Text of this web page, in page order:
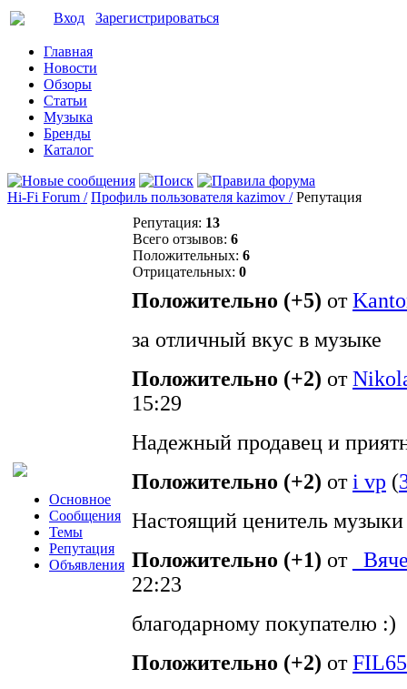
Вход Зарегистрироваться
Главная
Новости
Обзоры
Статьи
Музыка
Бренды
Каталог
Hi-Fi Forum / Профиль пользователя kazimov / Репутация
Основное
Сообщения
Темы
Репутация
Объявления
Репутация: 13
Всего отзывов: 6
Положительных: 6
Отрицательных: 0
Положительно (+5) от
за отличный вкус в музыке
Положительно (+2) от
15:29
Надежный продавец и
Положительно (+2) отi vp (
Настоящий ценитель музыки
Положительно (+1) от
22:23
благодарному покупателю :)
Положительно (+2) отFIL65